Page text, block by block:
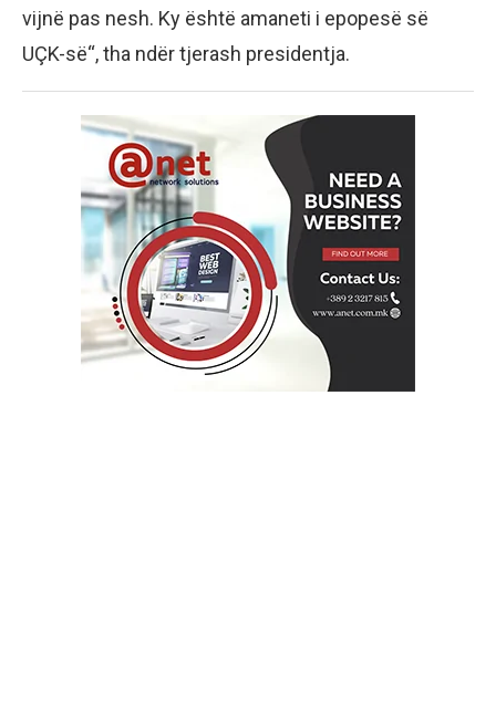
vijnë pas nesh. Ky është amaneti i epopesë së
UÇK-së“, tha ndër tjerash presidentja.